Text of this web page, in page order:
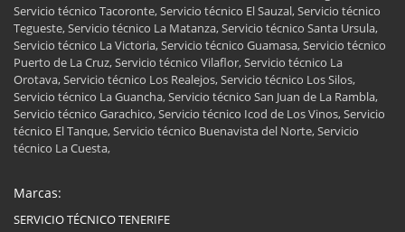
Servicio técnico Tacoronte, Servicio técnico El Sauzal, Servicio técnico
Tegueste, Servicio técnico La Matanza, Servicio técnico Santa Ursula,
Servicio técnico La Victoria, Servicio técnico Guamasa, Servicio técnico
Puerto de La Cruz, Servicio técnico Vilaflor, Servicio técnico La
Orotava, Servicio técnico Los Realejos, Servicio técnico Los Silos,
Servicio técnico La Guancha, Servicio técnico San Juan de La Rambla,
Servicio técnico Garachico, Servicio técnico Icod de Los Vinos, Servicio
técnico El Tanque, Servicio técnico Buenavista del Norte, Servicio
técnico La Cuesta,
Marcas:
SERVICIO TÉCNICO TENERIFE